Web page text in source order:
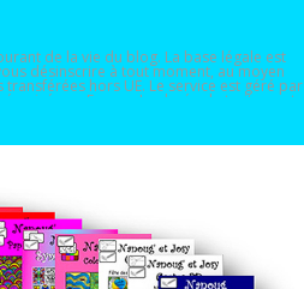
de la vie du blog. La base légale est
désinscrire à tout moment, au moyen
hors UE. Le service est géré par
en France. La durée de traitement